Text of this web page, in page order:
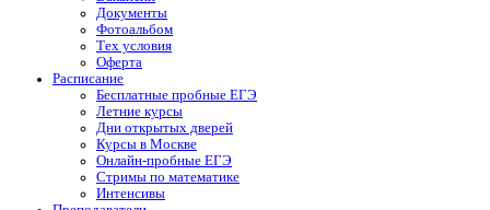
Документы
Фотоальбом
Тех условия
Оферта
Расписание
Бесплатные пробные ЕГЭ
Летние курсы
Дни открытых дверей
Курсы в Москве
Онлайн-пробные ЕГЭ
Стримы по математике
Интенсивы